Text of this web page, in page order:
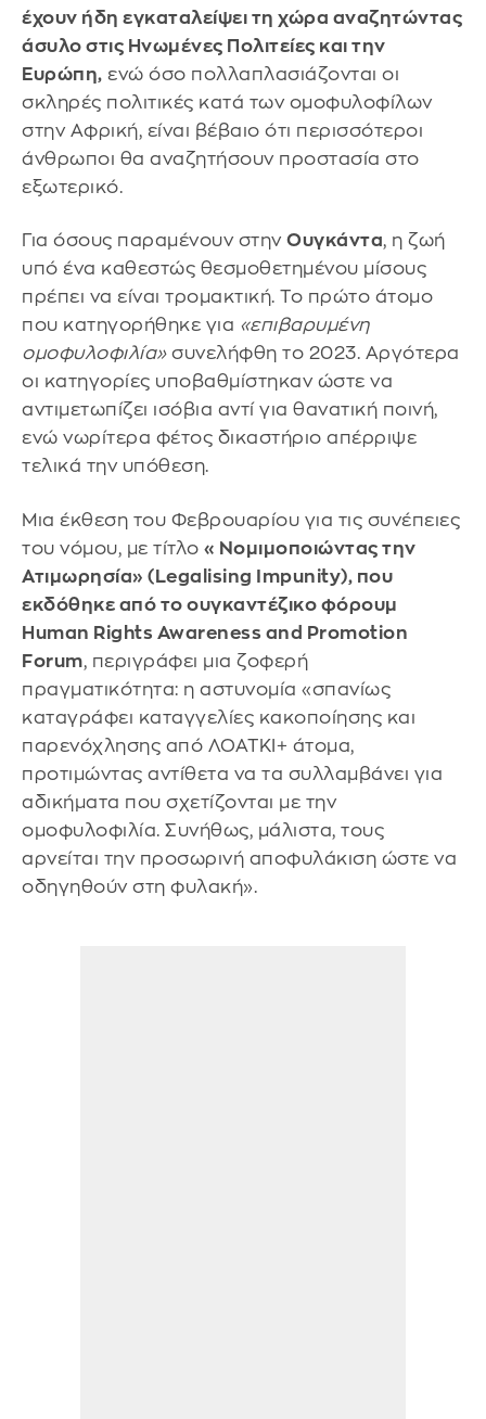
έχουν ήδη εγκαταλείψει τη χώρα αναζητώντας
άσυλο στις Ηνωμένες Πολιτείες και την
Ευρώπη, ενώ όσο πολλαπλασιάζονται οι
σκληρές πολιτικές κατά των ομοφυλοφίλων
στην Αφρική, είναι βέβαιο ότι περισσότεροι
άνθρωποι θα αναζητήσουν προστασία στο
εξωτερικό.
Για όσους παραμένουν στην Ουγκάντα, η ζωή
υπό ένα καθεστώς θεσμοθετημένου μίσους
πρέπει να είναι τρομακτική. Το πρώτο άτομο
που κατηγορήθηκε για «επιβαρυμένη
ομοφυλοφιλία» συνελήφθη το 2023. Αργότερα
οι κατηγορίες υποβαθμίστηκαν ώστε να
αντιμετωπίζει ισόβια αντί για θανατική ποινή,
ενώ νωρίτερα φέτος δικαστήριο απέρριψε
τελικά την υπόθεση.
Μια έκθεση του Φεβρουαρίου για τις συνέπειες
του νόμου, με τίτλο «Νομιμοποιώντας την
Ατιμωρησία» (Legalising Impunity), που
εκδόθηκε από το ουγκαντέζικο φόρουμ
Human Rights Awareness and Promotion
Forum, περιγράφει μια ζοφερή
πραγματικότητα: η αστυνομία «σπανίως
καταγράφει καταγγελίες κακοποίησης και
παρενόχλησης από ΛΟΑΤΚΙ+ άτομα,
προτιμώντας αντίθετα να τα συλλαμβάνει για
αδικήματα που σχετίζονται με την
ομοφυλοφιλία. Συνήθως, μάλιστα, τους
αρνείται την προσωρινή αποφυλάκιση ώστε να
οδηγηθούν στη φυλακή».